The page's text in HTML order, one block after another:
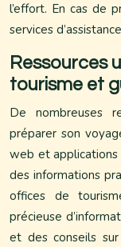
l’effort. En cas de
services
Ressources
tourisme et
De nombreuses
préparer son
web et
des informations
offices de
précieuse
et des conseils